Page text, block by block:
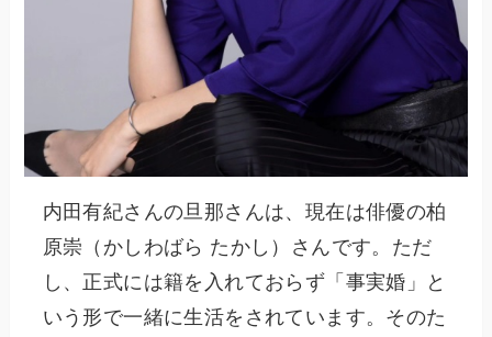
内田有紀さんの旦那さんは、現在は俳優の柏
原崇（かしわばら たかし）さんです。ただ
し、正式には籍を入れておらず「事実婚」と
いう形で一緒に生活をされています。そのた